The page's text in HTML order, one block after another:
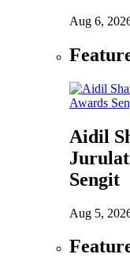
Aug 6,
Aidil
Sengit
Aug 5,